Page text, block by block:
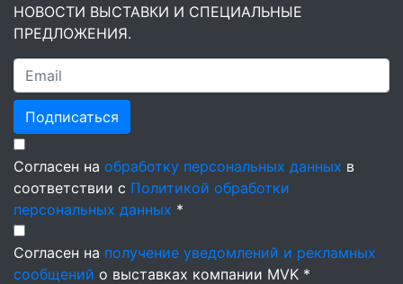
НОВОСТИ ВЫСТАВКИ И СПЕЦИАЛЬНЫЕ
ПРЕДЛОЖЕНИЯ.
Подписаться
Согласен на обработку персональных данных в
соответствии с Политикой обработки
персональных данных *
Согласен на получение уведомлений и рекламных
сообщений о выставках компании MVK *